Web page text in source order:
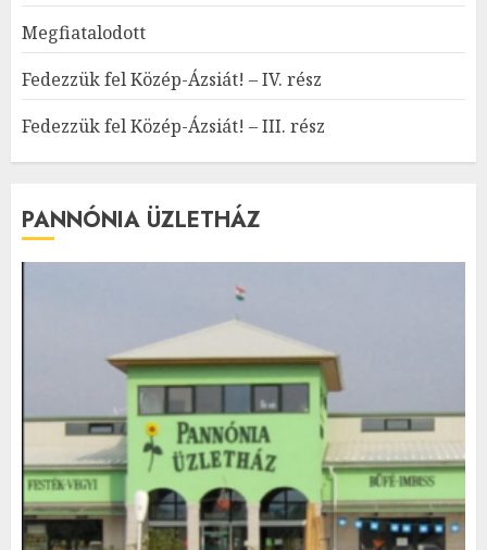
Megfiatalodott
Fedezzük fel Közép-Ázsiát! – IV. rész
Fedezzük fel Közép-Ázsiát! – III. rész
PANNÓNIA ÜZLETHÁZ